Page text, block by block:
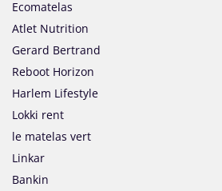
Ecomatelas
Atlet Nutrition
Gerard Bertrand
Reboot Horizon
Harlem Lifestyle
Lokki rent
le matelas vert
Linkar
Bankin